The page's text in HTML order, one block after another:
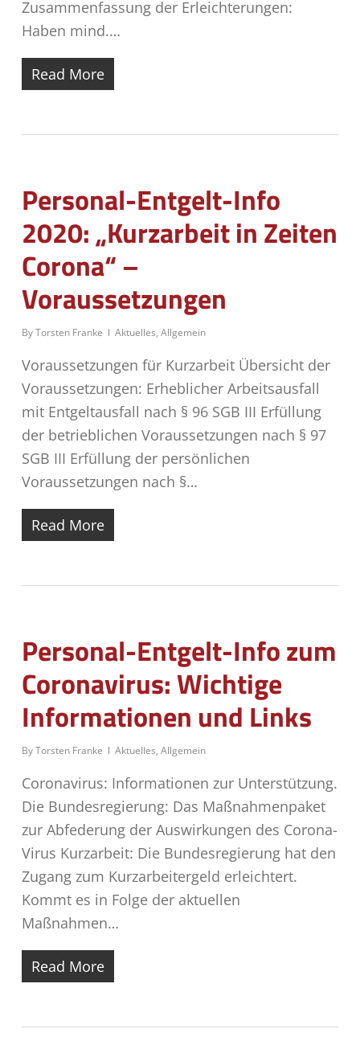
Zusammenfassung der Erleichterungen:
Haben mind.…
Read More
Personal-Entgelt-Info
2020: „Kurzarbeit in Zeiten
Corona“ –
Voraussetzungen
ByTorsten Franke Aktuelles, Allgemein
Voraussetzungen für Kurzarbeit Übersicht der
Voraussetzungen: Erheblicher Arbeitsausfall
mit Entgeltausfall nach § 96 SGB III Erfüllung
der betrieblichen Voraussetzungen nach § 97
SGB III Erfüllung der persönlichen
Voraussetzungen nach §…
Read More
Personal-Entgelt-Info zum
Coronavirus: Wichtige
Informationen und Links
ByTorsten Franke Aktuelles, Allgemein
Coronavirus: Informationen zur Unterstützung.
Die Bundesregierung: Das Maßnahmenpaket
zur Abfederung der Auswirkungen des Corona-
Virus Kurzarbeit: Die Bundesregierung hat den
Zugang zum Kurzarbeitergeld erleichtert.
Kommt es in Folge der aktuellen
Maßnahmen…
Read More